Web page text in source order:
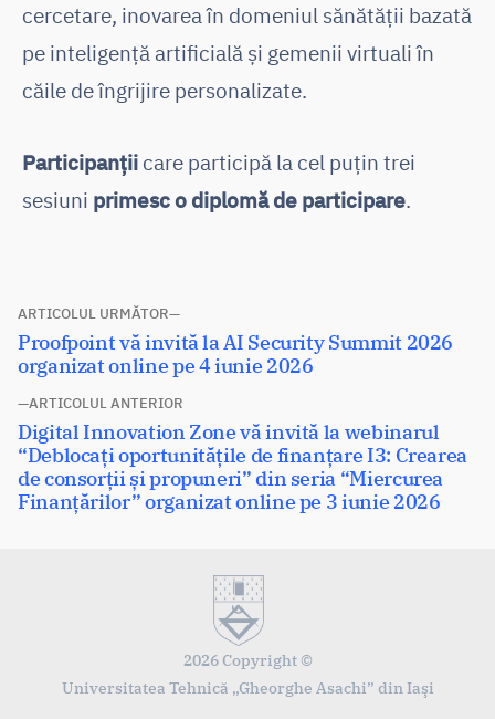
cercetare, inovarea în domeniul sănătății bazată
pe inteligență artificială și gemenii virtuali în
căile de îngrijire personalizate.
Participanții care participă la cel puțin trei
sesiuni primesc o diplomă de participare.
Navigare
în
articole
ARTICOLUL ANTERIOR
Articolul
anterior:
Digital Innovation Zone vă invită la webinarul
“Deblocați oportunitățile de finanțare I3: Crearea
de consorții și propuneri” din seria “Miercurea
Finanțărilor” organizat online pe 3 iunie 2026
ARTICOLUL URMĂTOR
Articolul
următor:
Proofpoint vă invită la AI Security Summit 2026
organizat online pe 4 iunie 2026
2026 Copyright ©
Universitatea Tehnică „Gheorghe Asachi” din Iaşi